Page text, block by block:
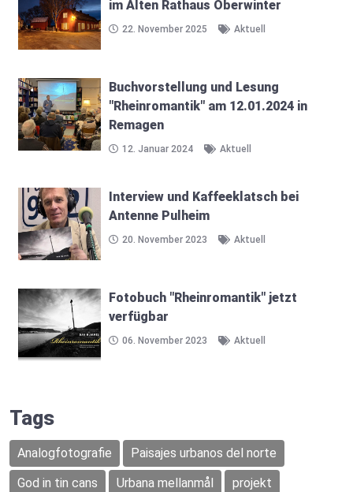
im Alten Rathaus Oberwinter
22. November 2025 Aktuell
Buchvorstellung und Lesung
"Rheinromantik" am 12.01.2024 in
Remagen
12. Januar 2024 Aktuell
Interview und Kaffeeklatsch bei
Antenne Pulheim
20. November 2023 Aktuell
Fotobuch "Rheinromantik" jetzt
verfügbar
06. November 2023 Aktuell
Tags
Analogfotografie
Paisajes urbanos del norte
God in tin cans
Urbana mellanmål
projekt